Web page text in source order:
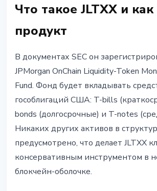
Что такое JLTXX и
продукт
В документах SEC он
JPMorgan OnChain Liquidity-Token
Fund. Фонд будет вкладывать
гособлигаций США: T-bills
bonds (долгосрочные) и T-notes
Никаких других активов в
предусмотрено, что делает JLTXX
консервативным инструментом в
блокчейн-оболочке.